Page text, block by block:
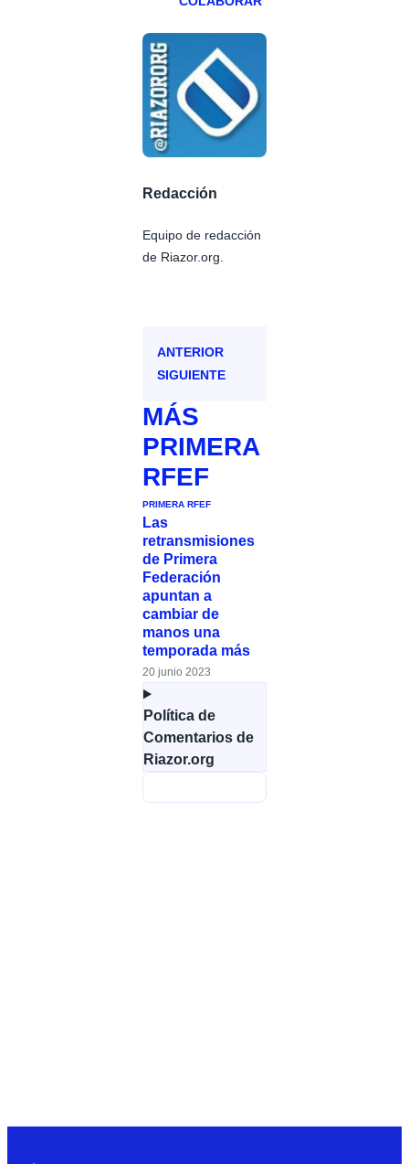
Redacción
Equipo de redacción
de Riazor.org.
ANTERIOR
SIGUIENTE
MÁS
PRIMERA
RFEF
PRIMERA RFEF
Las
retransmisiones
de Primera
Federación
apuntan a
cambiar de
manos una
temporada más
20 junio 2023
Política de
Comentarios de
Riazor.org